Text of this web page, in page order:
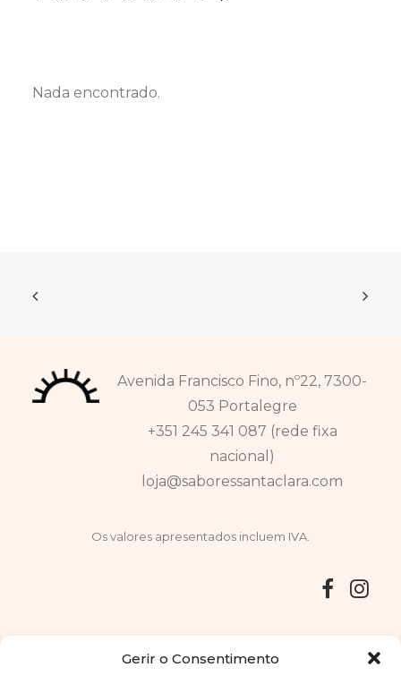
Gerir o Consentimento
Nada encontrado.
Avenida Francisco Fino, nº22, 7300-
053 Portalegre
+351 245 341 087 (rede fixa
nacional)
loja@saboressantaclara.com
Os valores apresentados incluem IVA.